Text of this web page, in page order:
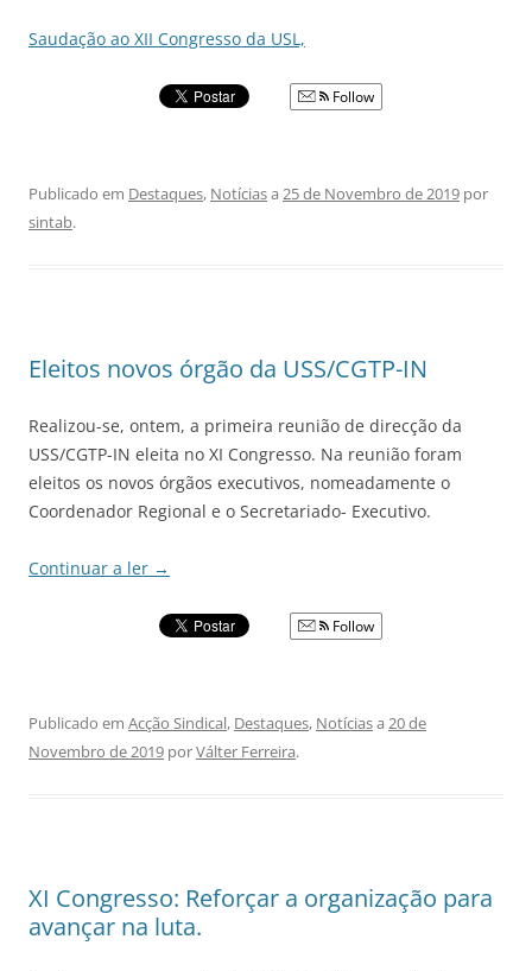
Saudação ao XII Congresso da USL,
Follow
Publicado em Destaques, Notíciasa 25 de Novembro de 2019 por
sintab.
Eleitos novos órgão da USS/CGTP-IN
Realizou-se, ontem, a primeira reunião de direcção da
USS/CGTP-IN eleita no XI Congresso. Na reunião foram
eleitos os novos órgãos executivos, nomeadamente o
Coordenador Regional e o Secretariado- Executivo.
Continuar a ler →
Follow
Publicado em Acção Sindical, Destaques, Notíciasa 20 de
Novembro de 2019 porVálter Ferreira.
XI Congresso: Reforçar a organização para
avançar na luta.